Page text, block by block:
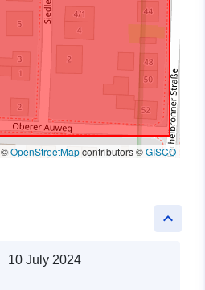
©OpenStreetMapcontributors ©GISCO
keyboard_arrow_up
10 July 2024